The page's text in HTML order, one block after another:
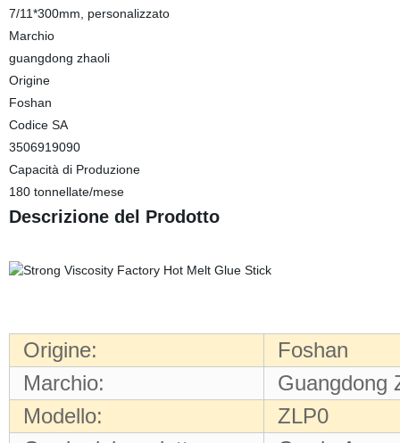
7/11*300mm, personalizzato
Marchio
guangdong zhaoli
Origine
Foshan
Codice SA
3506919090
Capacità di Produzione
180 tonnellate/mese
Descrizione del Prodotto
Origine:
Foshan
Marchio:
Guangdong
Modello:
ZLP0